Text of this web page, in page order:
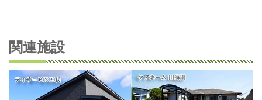
関連施設